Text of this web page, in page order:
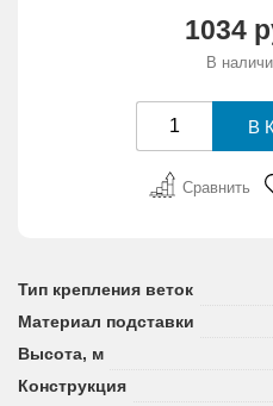
1034
В
Сравнить
Тип крепления веток
Материал подставки
Высота, м
Конструкция